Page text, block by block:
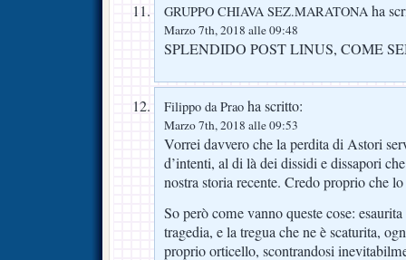
GRUPPO CHIAVA SEZ.MARATONA ha
Marzo 7th, 2018 alle 09:48
SPLENDIDO POST LINUS, COME
Filippo da Prao ha scritto:
Marzo 7th, 2018 alle 09:53
Vorrei davvero che la perdita di Astori
d’intenti, al di là dei dissidi e dissapori
nostra storia recente. Credo proprio che
So però come vanno queste cose:
tragedia, e la tregua che ne è scaturita,
proprio orticello, scontrandosi